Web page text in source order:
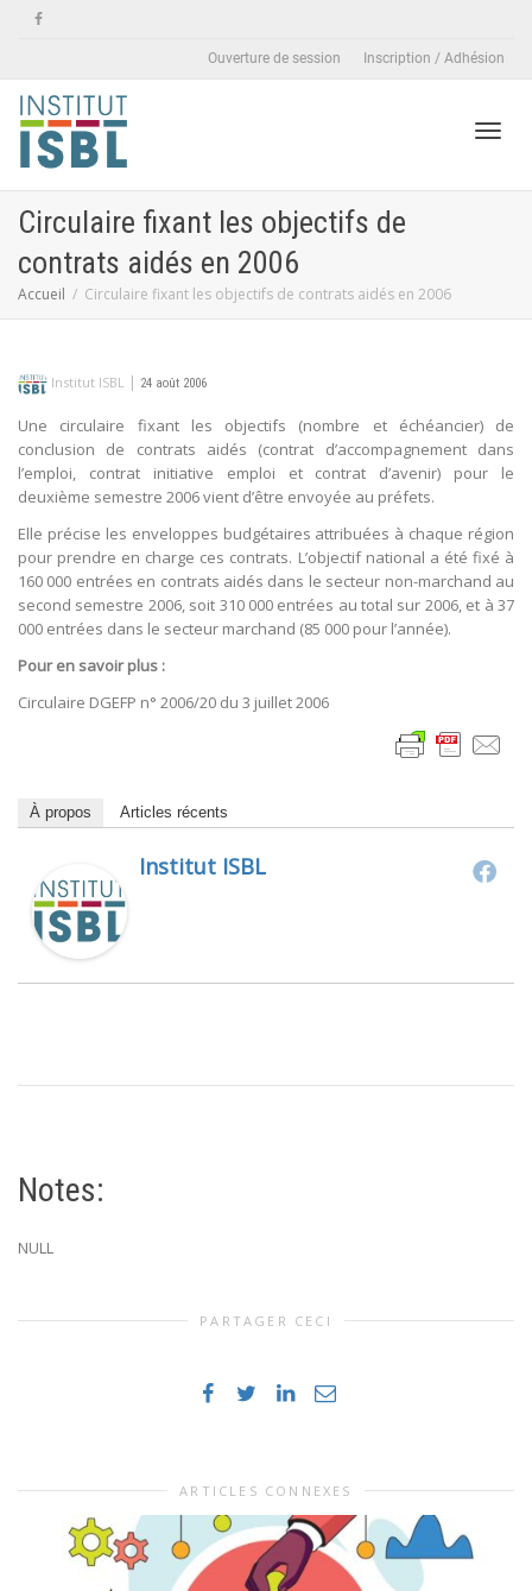
Ouverture de session Inscription / Adhésion
Circulaire fixant les objectifs de
contrats aidés en 2006
Accueil Circulaire fixant les objectifs de contrats aidés en 2006
Institut ISBL | 24 août 2006
Une circulaire fixant les objectifs (nombre et échéancier) de
conclusion de contrats aidés (contrat d’accompagnement dans
l’emploi, contrat initiative emploi et contrat d’avenir) pour le
deuxième semestre 2006 vient d’être envoyée au préfets.
Elle précise les enveloppes budgétaires attribuées à chaque région
pour prendre en charge ces contrats. L’objectif national a été fixé à
160 000 entrées en contrats aidés dans le secteur non-marchand au
second semestre 2006, soit 310 000 entrées au total sur 2006, et à 37
000 entrées dans le secteur marchand (85 000 pour l’année).
Pour en savoir plus :
Circulaire DGEFP n° 2006/20 du 3 juillet 2006
À propos Articles récents
Institut ISBL
Notes:
NULL
PARTAGER CECI
ARTICLES CONNEXES